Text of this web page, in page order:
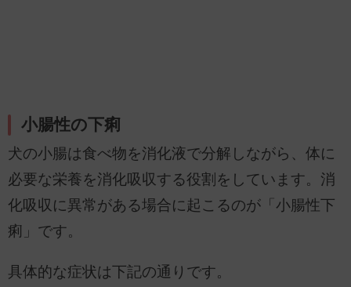
小腸性の下痢
犬の小腸は食べ物を消化液で分解しながら、体に
必要な栄養を消化吸収する役割をしています。消
化吸収に異常がある場合に起こるのが「小腸性下
痢」です。
具体的な症状は下記の通りです。